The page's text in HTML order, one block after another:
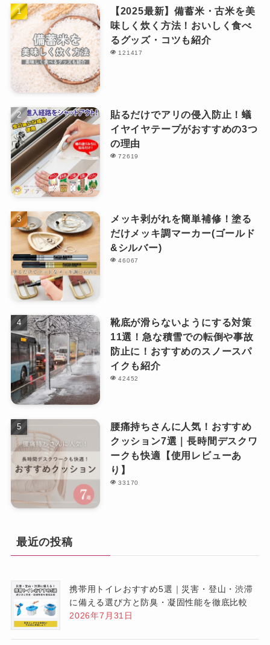
【2025最新】備蓄米・古米を美
味しく炊く方法！おいしく食べ
るグッズ・コツも紹介
121417
貼るだけでアリの侵入防止！蟻
イヤイヤテープがおすすめの3つ
の理由
72619
メッキ剥がれを簡単補修！塗る
だけメッキ調マーカー(ゴールド
&シルバー)
46067
靴底が滑らないようにする対策
11選！急な積雪での転倒や事故
防止に！おすすめのスノースパ
イクも紹介
42452
腰痛持ちさんに人気！おすすめ
クッション7選｜長時間デスクワ
ークも快適【使用レビューあ
り】
33170
最近の投稿
携帯用トイレおすすめ5選｜災害・登山・渋滞
に備える選び方と防臭・凝固性能を徹底比較
2026年7月31日